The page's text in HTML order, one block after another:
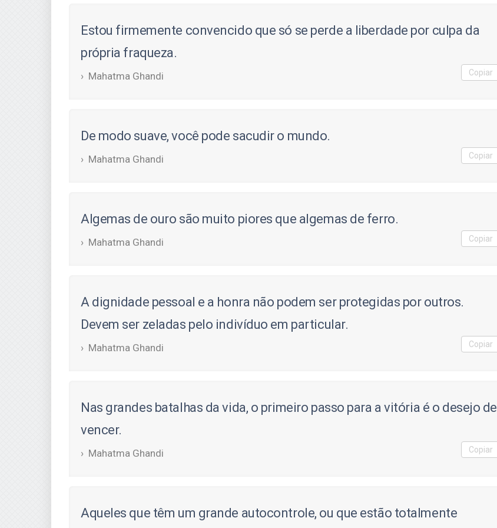
Estou firmemente convencido que só se perde a liberdade por culpa da
própria fraqueza.
Mahatma Ghandi Copiar
De modo suave, você pode sacudir o mundo.
Mahatma Ghandi Copiar
Algemas de ouro são muito piores que algemas de ferro.
Mahatma Ghandi Copiar
A dignidade pessoal e a honra não podem ser protegidas por outros.
Devem ser zeladas pelo indivíduo em particular.
Mahatma Ghandi Copiar
Nas grandes batalhas da vida, o primeiro passo para a vitória é o desejo de
vencer.
Mahatma Ghandi Copiar
Aqueles que têm um grande autocontrole, ou que estão totalmente